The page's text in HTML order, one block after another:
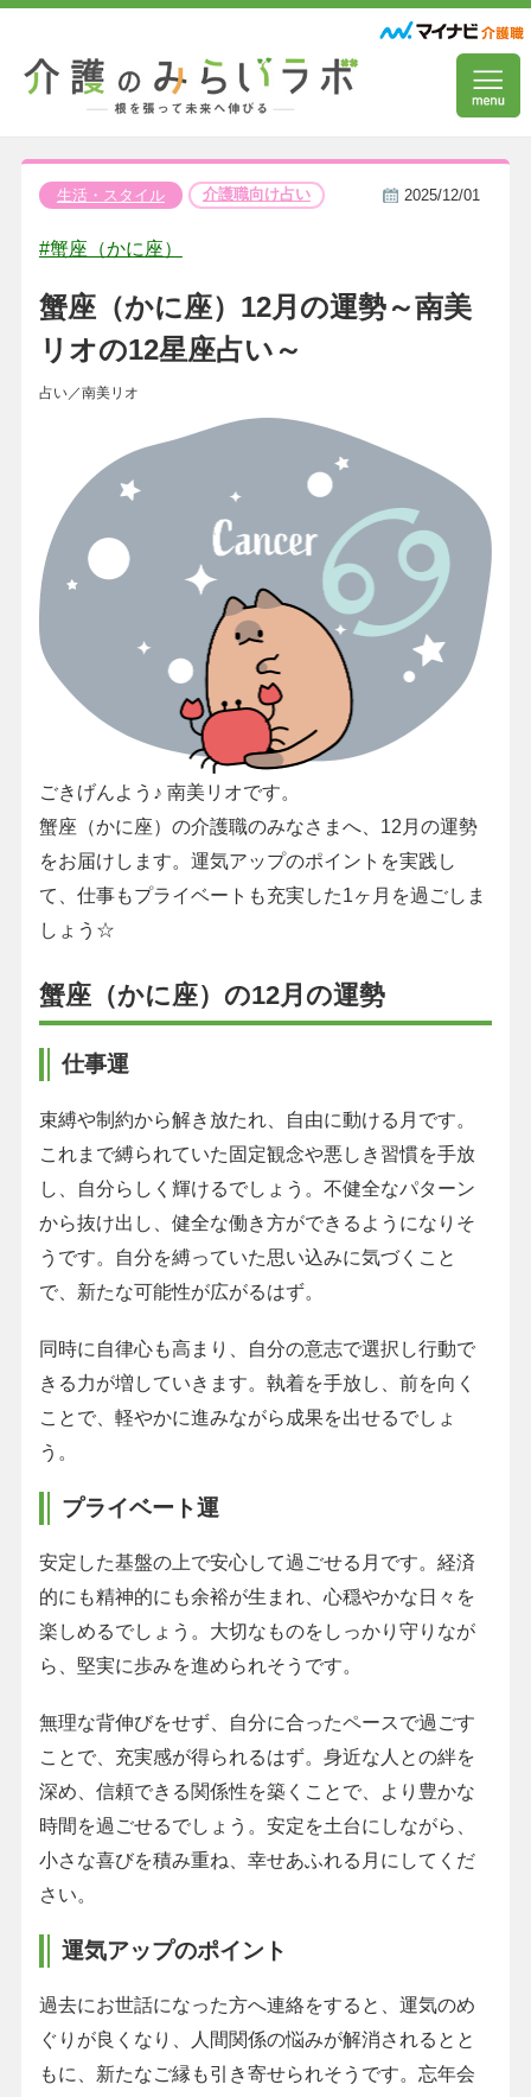
生活・スタイル 介護職向け占い 2025/12/01
#蟹座（かに座）
蟹座（かに座）12月の運勢～南美
リオの12星座占い～
占い／南美リオ
ごきげんよう♪ 南美リオです。
蟹座（かに座）の介護職のみなさまへ、12月の運勢
をお届けします。運気アップのポイントを実践し
て、仕事もプライベートも充実した1ヶ月を過ごしま
しょう☆
蟹座（かに座）の12月の運勢
仕事運
束縛や制約から解き放たれ、自由に動ける月です。
これまで縛られていた固定観念や悪しき習慣を手放
し、自分らしく輝けるでしょう。不健全なパターン
から抜け出し、健全な働き方ができるようになりそ
うです。自分を縛っていた思い込みに気づくこと
で、新たな可能性が広がるはず。
同時に自律心も高まり、自分の意志で選択し行動で
きる力が増していきます。執着を手放し、前を向く
ことで、軽やかに進みながら成果を出せるでしょ
う。
プライベート運
安定した基盤の上で安心して過ごせる月です。経済
的にも精神的にも余裕が生まれ、心穏やかな日々を
楽しめるでしょう。大切なものをしっかり守りなが
ら、堅実に歩みを進められそうです。
無理な背伸びをせず、自分に合ったペースで過ごす
ことで、充実感が得られるはず。身近な人との絆を
深め、信頼できる関係性を築くことで、より豊かな
時間を過ごせるでしょう。安定を土台にしながら、
小さな喜びを積み重ね、幸せあふれる月にしてくだ
さい。
運気アップのポイント
過去にお世話になった方へ連絡をすると、運気のめ
ぐりが良くなり、人間関係の悩みが解消されるとと
もに、新たなご縁も引き寄せられそうです。忘年会